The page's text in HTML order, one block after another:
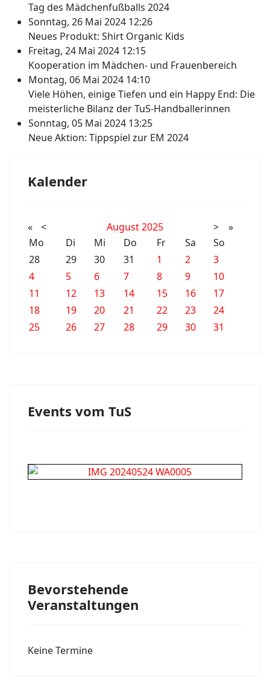
Tag des Mädchenfußballs 2024
Sonntag, 26 Mai 2024 12:26
Neues Produkt: Shirt Organic Kids
Freitag, 24 Mai 2024 12:15
Kooperation im Mädchen- und Frauenbereich
Montag, 06 Mai 2024 14:10
Viele Höhen, einige Tiefen und ein Happy End: Die
meisterliche Bilanz der TuS-Handballerinnen
Sonntag, 05 Mai 2024 13:25
Neue Aktion: Tippspiel zur EM 2024
Kalender
« < August 2025 >
»
Mo
Di Mi Do Fr Sa
So
28
29 30 31 1 2
3
4
5 6 7 8 9
10
11
12 13 14 15 16
17
18
19 20 21 22 23
24
25
26 27 28 29 30 31
Events vom TuS
Bevorstehende
Veranstaltungen
Keine Termine